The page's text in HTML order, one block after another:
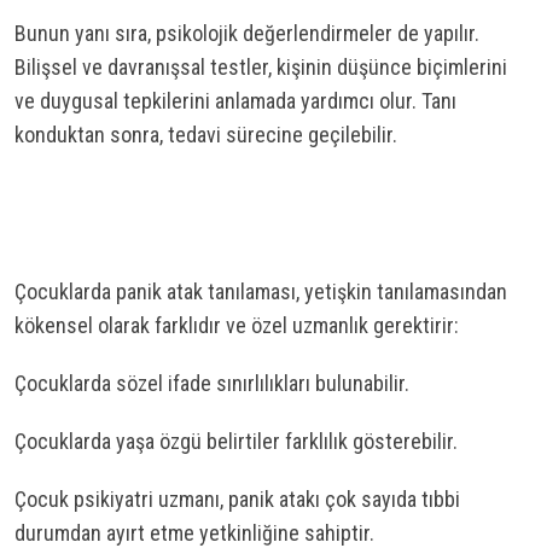
Bunun yanı sıra, psikolojik değerlendirmeler de yapılır.
Bilişsel ve davranışsal testler, kişinin düşünce biçimlerini
ve duygusal tepkilerini anlamada yardımcı olur. Tanı
konduktan sonra, tedavi sürecine geçilebilir.
Çocuklarda panik atak tanılaması, yetişkin tanılamasından
kökensel olarak farklıdır ve özel uzmanlık gerektirir:
Çocuklarda sözel ifade sınırlılıkları bulunabilir.
Çocuklarda yaşa özgü belirtiler farklılık gösterebilir.
Çocuk psikiyatri uzmanı, panik atakı çok sayıda tıbbi
durumdan ayırt etme yetkinliğine sahiptir.